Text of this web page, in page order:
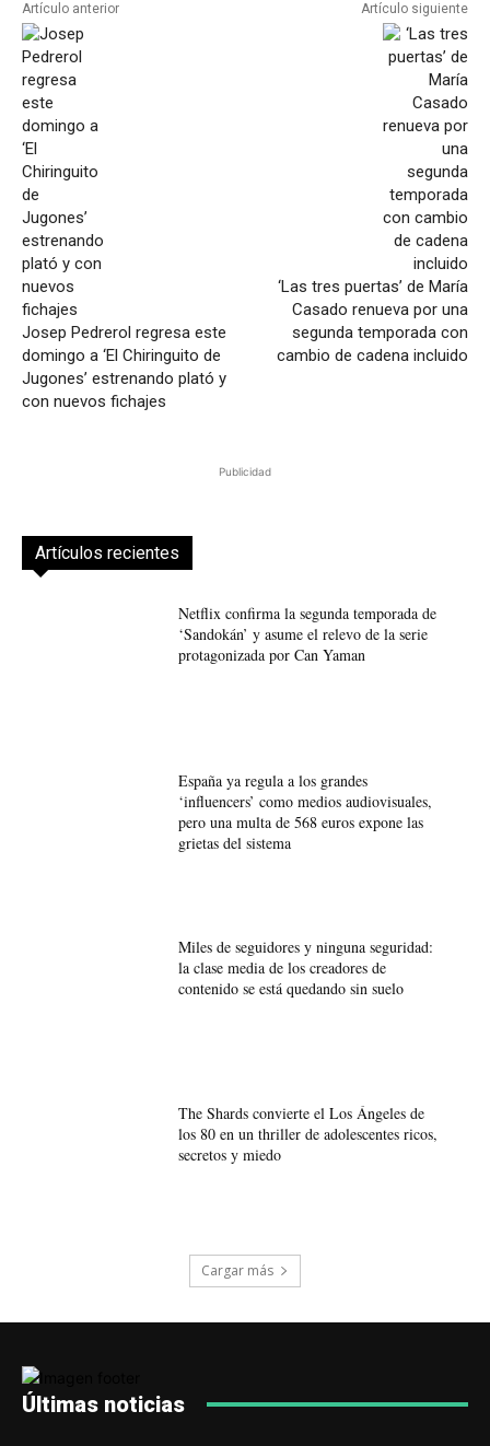
Artículo anterior
Josep Pedrerol regresa este
domingo a ‘El Chiringuito de
Jugones’ estrenando plató y
con nuevos fichajes
Artículo siguiente
‘Las tres puertas’ de María
Casado renueva por una
segunda temporada con
cambio de cadena incluido
Publicidad
Artículos recientes
Netflix confirma la segunda temporada de
‘Sandokán’ y asume el relevo de la serie
protagonizada por Can Yaman
España ya regula a los grandes
‘influencers’ como medios audiovisuales,
pero una multa de 568 euros expone las
grietas del sistema
Miles de seguidores y ninguna seguridad:
la clase media de los creadores de
contenido se está quedando sin suelo
The Shards convierte el Los Ángeles de
los 80 en un thriller de adolescentes ricos,
secretos y miedo
Cargar más
Últimas noticias